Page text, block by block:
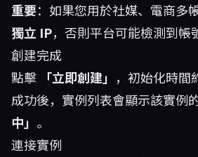
重要：如果您用於社媒、電商多
獨立 IP，否則平台可能檢測到帳
創建完成
點擊 「立即創建」 ，初始化時間
成功後，實例列表會顯示該實例
中」 。
連接實例